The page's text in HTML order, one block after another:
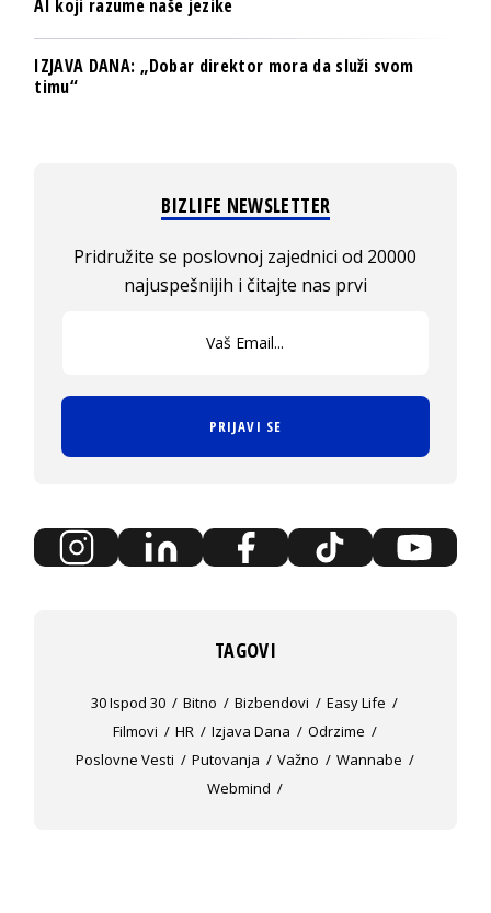
AI koji razume naše jezike
IZJAVA DANA: „Dobar direktor mora da služi svom
timu“
BIZLIFE NEWSLETTER
Pridružite se poslovnoj zajednici od 20000
najuspešnijih i čitajte nas prvi
PRIJAVI SE
TAGOVI
30 Ispod 30 Bitno Bizbendovi
Easy Life
Filmovi
HR Izjava Dana
Odrzime
Poslovne Vesti
Putovanja Važno
Wannabe
Webmind